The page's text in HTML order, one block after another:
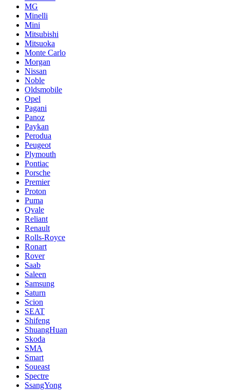
MG
Minelli
Mini
Mitsubishi
Mitsuoka
Monte Carlo
Morgan
Nissan
Noble
Oldsmobile
Opel
Pagani
Panoz
Paykan
Perodua
Peugeot
Plymouth
Pontiac
Porsche
Premier
Proton
Puma
Qvale
Reliant
Renault
Rolls-Royce
Ronart
Rover
Saab
Saleen
Samsung
Saturn
Scion
SEAT
Shifeng
ShuangHuan
Skoda
SMA
Smart
Soueast
Spectre
SsangYong